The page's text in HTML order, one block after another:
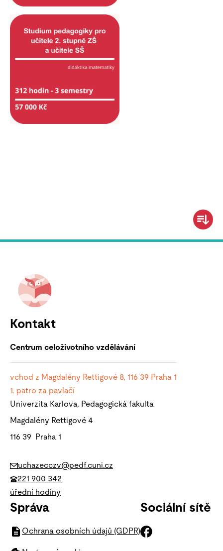
Kontakt
Centrum celoživotního vzdělávání
vchod z Magdalény Rettigové 8, 116 39 Praha 1
1. patro za pavlačí
Univerzita Karlova, Pedagogická fakulta
Magdalény Rettigové 4
116 39 Praha 1
uchazecczv@pedf.cuni.cz
221 900 342
úřední hodiny
Správa
Ochrana osobních údajů (GDPR)
Sociální sítě